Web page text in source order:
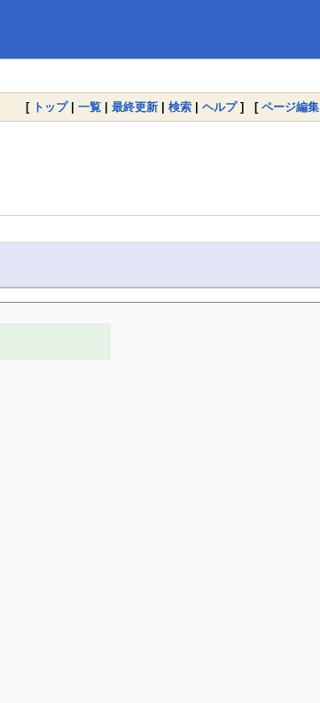
[ トップ| 一覧 | 最終更新 | 検索 | ヘルプ] [ ページ編集